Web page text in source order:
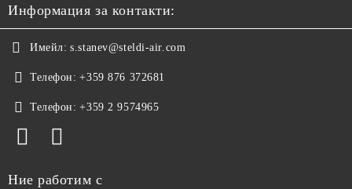
Информация за контакти:
Имейл: s.stanev@steldi-air.com
Телефон: +359 876 372681
Телефон: +359 2 9574965
Ние работим с